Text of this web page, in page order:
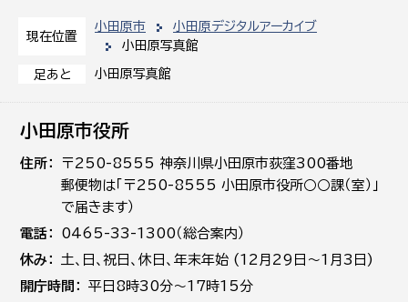
現在位置
小田原市
小田原デジタルアーカイブ
小田原写真館
足あと 小田原写真館
小田原市役所
住所
〒250-8555 神奈川県小田原市荻窪300番地
郵便物は「〒250-8555 小田原市役所○○課（室）」
で届きます）
電話
0465-33-1300（総合案内）
休み
土､日､祝日、休日、年末年始 (12月29日～1月3日)
開庁時間
平日8時30分～17時15分